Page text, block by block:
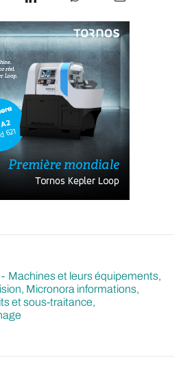
Machines et leurs équipements
Micronora informations
et sous-traitance